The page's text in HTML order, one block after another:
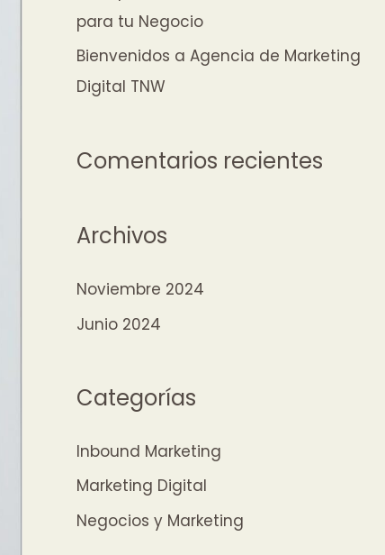
o
r
:
para tu Negocio
Bienvenidos a Agencia de Marketing
Digital TNW
Comentarios recientes
Archivos
Noviembre 2024
Junio 2024
Categorías
Inbound Marketing
Marketing Digital
Negocios y Marketing